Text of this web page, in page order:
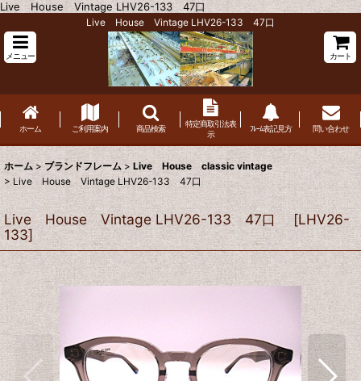
Live House Vintage LHV26-133 47口
Live House Vintage LHV26-133 47口
メニュー カート
ホーム ご利用案内 商品検索
特定商取引法表
示
ﾌﾚｰﾑ表記見方 問い合わせ
ホーム > ブランドフレーム > Live House classic vintage
> Live House Vintage LHV26-133 47口
Live House Vintage LHV26-133 47口 [LHV26-
133]